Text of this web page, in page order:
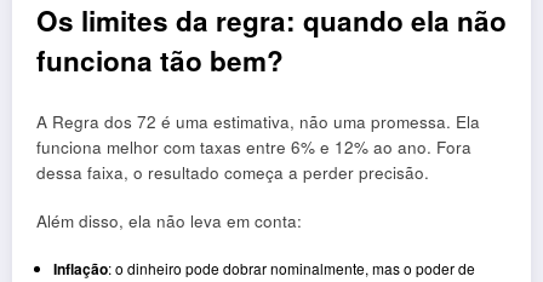
Os limites da regra: quando ela não
funciona tão bem?
A Regra dos 72 é uma estimativa, não uma promessa. Ela
funciona melhor com taxas entre 6% e 12% ao ano. Fora
dessa faixa, o resultado começa a perder precisão.
Além disso, ela não leva em conta:
Inflação: o dinheiro pode dobrar nominalmente, mas o poder de